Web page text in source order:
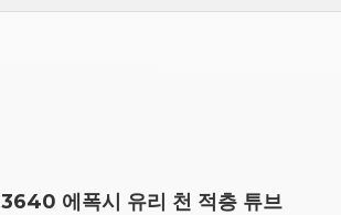
3640 에폭시 유리 천 적층 튜브